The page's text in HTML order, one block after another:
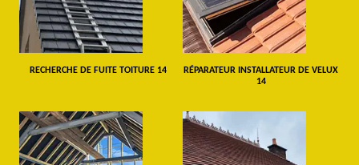
RECHERCHE DE FUITE TOITURE 14
RÉPARATEUR INSTALLATEUR DE VELUX
14